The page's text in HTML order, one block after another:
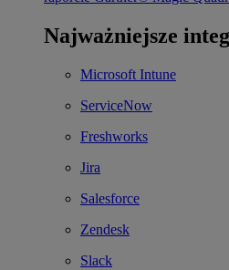
Najważniejsze
Microsoft Intune
ServiceNow
Freshworks
Jira
Salesforce
Zendesk
Slack